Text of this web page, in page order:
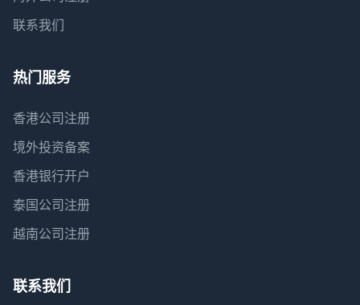
联系我们
热门服务
香港公司注册
境外投资备案
香港银行开户
泰国公司注册
越南公司注册
联系我们